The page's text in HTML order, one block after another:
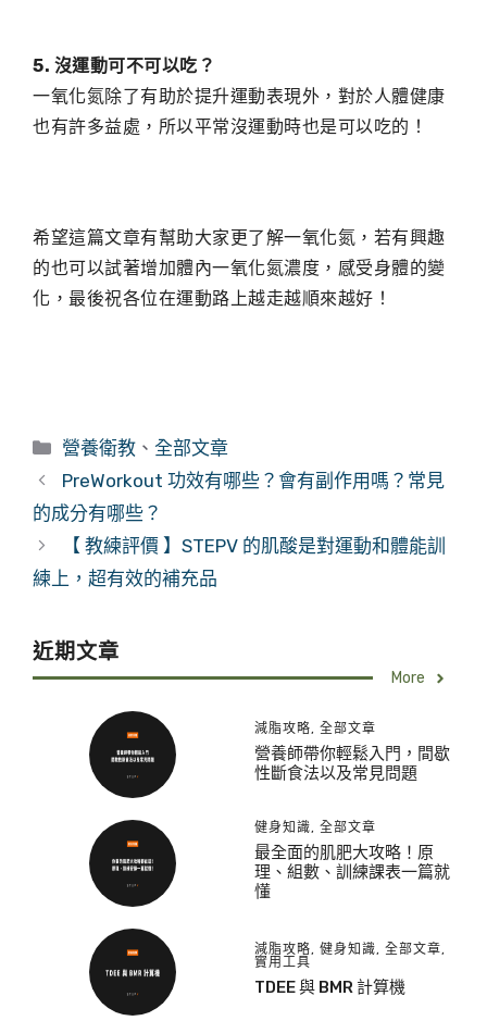
5. 沒運動可不可以吃？
一氧化氮除了有助於提升運動表現外，對於人體健康
也有許多益處，所以平常沒運動時也是可以吃的！
希望這篇文章有幫助大家更了解一氧化氮，若有興趣
的也可以試著增加體內一氧化氮濃度，感受身體的變
化，最後祝各位在運動路上越走越順來越好！
營養衛教 、全部文章
PreWorkout 功效有哪些？會有副作用嗎？常見
的成分有哪些？
【 教練評價 】STEPV 的肌酸是對運動和體能訓
練上，超有效的補充品
近期文章
More
減脂攻略, 全部文章
營養師帶你輕鬆入門，間歇
性斷食法以及常見問題
健身知識, 全部文章
最全面的肌肥大攻略！原
理、組數、訓練課表一篇就
懂
減脂攻略, 健身知識, 全部文章,
實用工具
TDEE 與 BMR 計算機